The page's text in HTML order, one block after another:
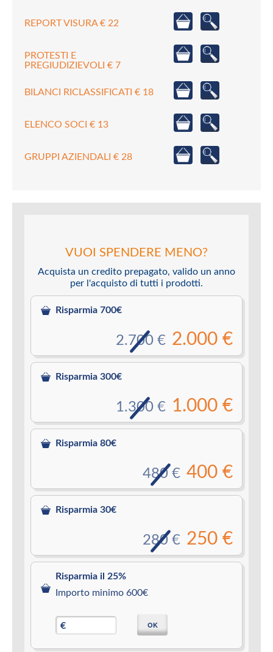
REPORT VISURA € 22
PROTESTI E
PREGIUDIZIEVOLI € 7
BILANCI RICLASSIFICATI € 18
ELENCO SOCI € 13
GRUPPI AZIENDALI € 28
VUOI SPENDERE MENO?
Acquista un credito prepagato, valido un anno
per l'acquisto di tutti i prodotti.
Risparmia 700€
2.000 €
2.700 €
Risparmia 300€
1.000 €
1.300 €
Risparmia 80€
400 €
480 €
Risparmia 30€
250 €
280 €
Risparmia il 25%
Importo minimo 600€
€ OK